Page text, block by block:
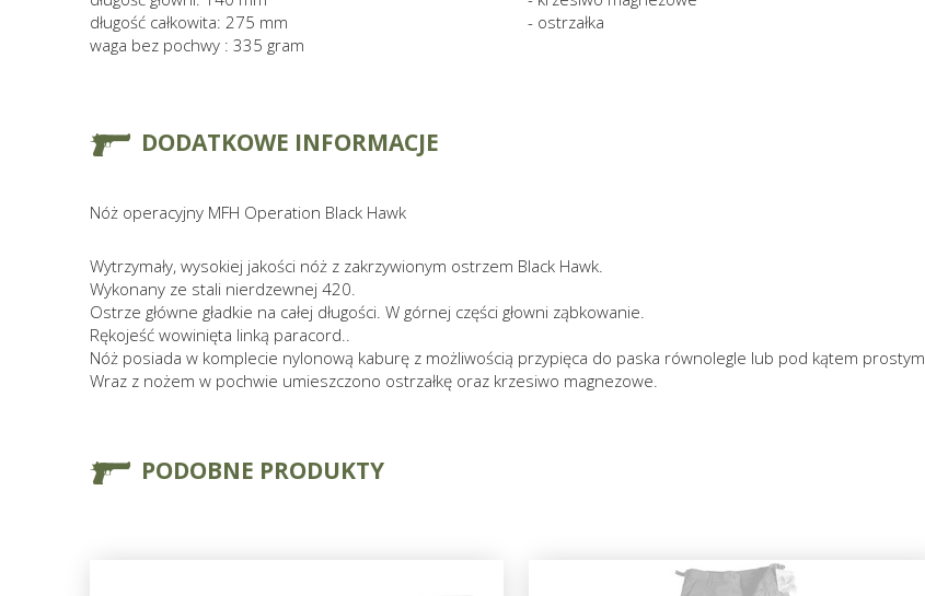
długość całkowita: 275 mm
waga bez pochwy : 335 gram
- ostrzałka
DODATKOWE INFORMACJE
Nóż operacyjny MFH Operation Black Hawk
Wytrzymały, wysokiej jakości nóż z zakrzywionym ostrzem Black Hawk.
Wykonany ze stali nierdzewnej 420.
Ostrze główne gładkie na całej długości. W górnej części głowni ząbkowanie.
Rękojeść wowinięta linką paracord..
Nóż posiada w komplecie nylonową kaburę z możliwością przypięca do paska równolegle lub pod kątem prostym.
Wraz z nożem w pochwie umieszczono ostrzałkę oraz krzesiwo magnezowe.
PODOBNE PRODUKTY